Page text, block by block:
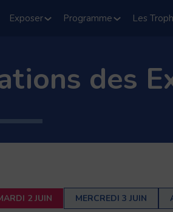
Exposer Programme Les
des
2 JUIN MERCREDI 3 JUIN